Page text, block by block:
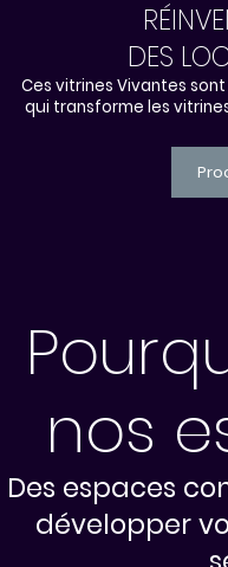
DES
Ces vitrines Vivantes
qui transforme les
nos
Des espaces
développer